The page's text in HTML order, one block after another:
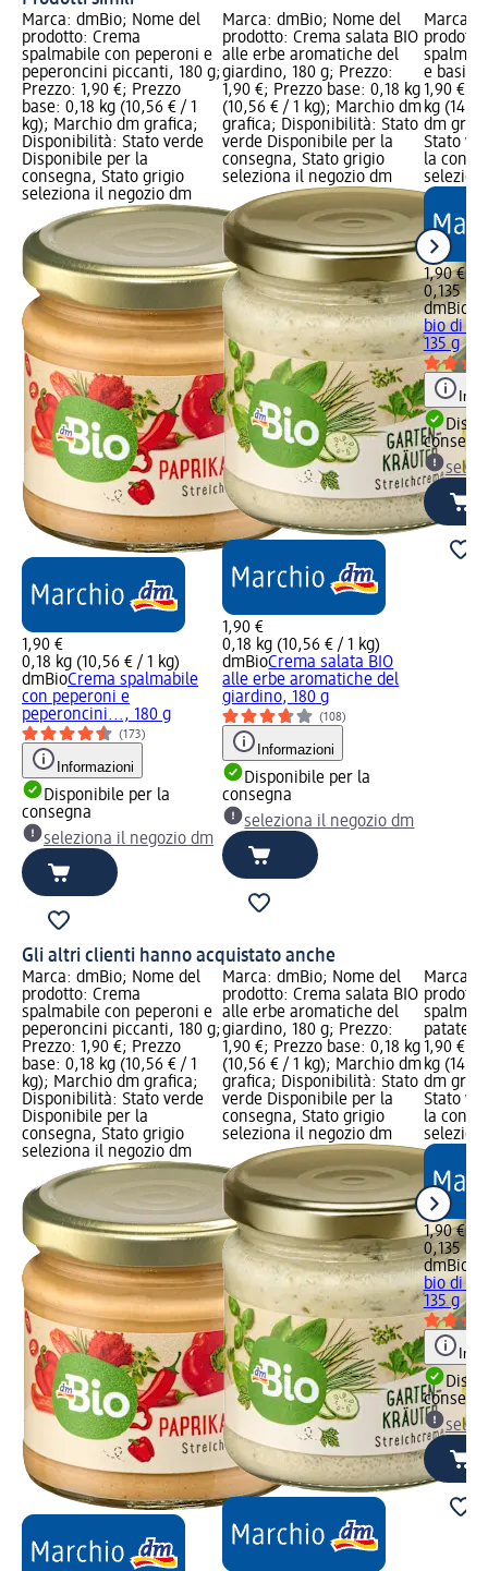
Marca: dmBio; Nome del
prodotto: Crema
spalmabile con peperoni e
peperoncini piccanti, 180 g;
Prezzo: 1,90 €; Prezzo
base: 0,18 kg (10,56 € / 1
kg); Marchio dm grafica;
Disponibilità: Stato verde
Disponibile per la
consegna, Stato grigio
seleziona il negozio dm
1,90 €
0,18 kg (10,56 € / 1 kg)
dmBioCrema spalmabile
con peperoni e
peperoncini..., 180 g
(173)
Informazioni
Disponibile per la
consegna
seleziona il negozio dm
Marca: dmBio; Nome del
prodotto: Crema salata BIO
alle erbe aromatiche del
giardino, 180 g; Prezzo:
1,90 €; Prezzo base: 0,18 kg
(10,56 € / 1 kg); Marchio dm
grafica; Disponibilità: Stato
verde Disponibile per la
consegna, Stato grigio
seleziona il negozio dm
1,90 €
0,18 kg (10,56 € / 1 kg)
dmBioCrema salata BIO
alle erbe aromatiche del
giardino, 180 g
(108)
Informazioni
Disponibile per la
consegna
seleziona il negozio dm
Marca:
e
1,90 €;
kg
dm
Stato
la
1,90 €
0,135 kg
dmBio
bio di
135 g
Gli altri clienti hanno acquistato anche
Marca: dmBio; Nome del
prodotto: Crema
spalmabile con peperoni e
peperoncini piccanti, 180 g;
Prezzo: 1,90 €; Prezzo
base: 0,18 kg (10,56 € / 1
kg); Marchio dm grafica;
Disponibilità: Stato verde
Disponibile per la
consegna, Stato grigio
seleziona il negozio dm
Marca: dmBio; Nome del
prodotto: Crema salata BIO
alle erbe aromatiche del
giardino, 180 g; Prezzo:
1,90 €; Prezzo base: 0,18 kg
(10,56 € / 1 kg); Marchio dm
grafica; Disponibilità: Stato
verde Disponibile per la
consegna, Stato grigio
seleziona il negozio dm
Marca:
patate
1,90 €;
kg
dm
Stato
la
1,90 €
0,135 kg
dmBio
bio di
135 g